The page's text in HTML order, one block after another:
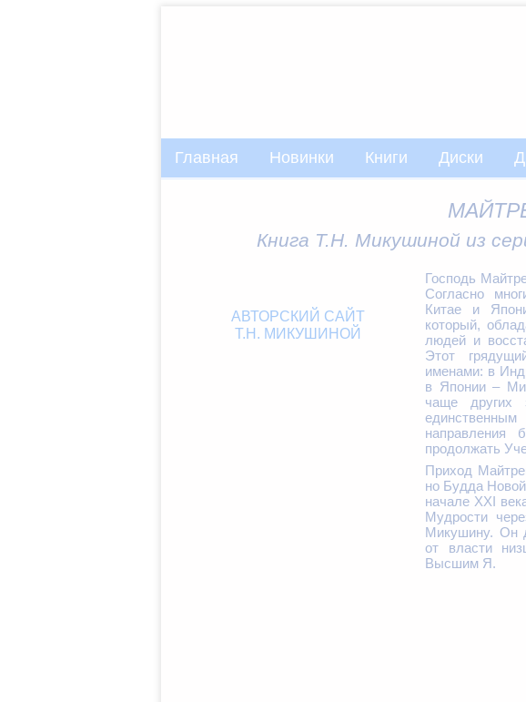
Главная Новинки Книги Диски
Книга Т.Н. Микушиной из
АВТОРСКИЙ САЙТ
Т.Н. МИКУШИНОЙ
Господь
Согласно
Китае и
который,
людей и
Этот
именами: в
в Японии –
чаще других
направления
продолжать
Приход
но Будда
начале ХХI
Мудрости
Микушину. Он
от власти
Высшим Я.